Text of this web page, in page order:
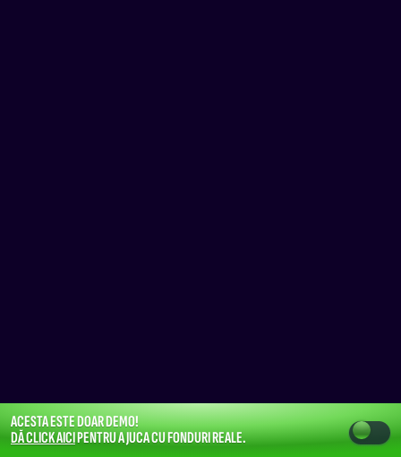
ACESTA ESTE DOAR DEMO!
DĂ CLICK AICIPENTRU A JUCA CU FONDURI REALE.